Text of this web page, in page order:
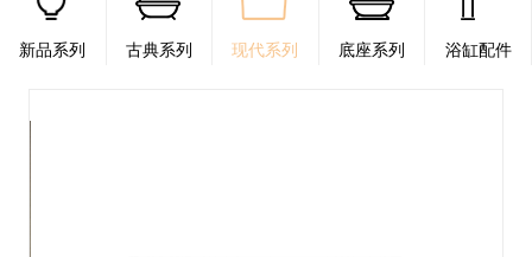
新品系列 古典系列 现代系列 底座系列 浴缸配件